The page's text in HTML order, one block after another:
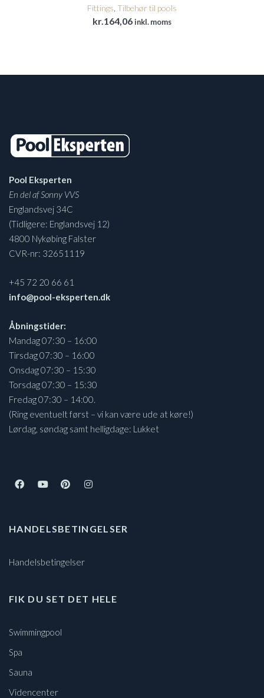
Fittings Tilbehør til pools
kr. 164,06inkl. moms
Pool Eksperten
En del af Sonny VVS
Englandsvej 34C
(Tidligere: Englandsvej 12)
4800 Nykøbing Falster
CVR-nr: 32651119
+45 72 20 66 61
info@pool-eksperten.dk
Åbningstider:
Mandag 07:30 – 16:00
Tirsdag 07:30 – 16:00
Onsdag 07:30 – 15:30
Torsdag 07:30 – 15:30
Fredag 07:30 – 14:00.
(Ring eventuelt først – vi kan være ude at køre!)
Lørdag, søndag samt helligdage: Lukket
HANDELSBETINGELSER
Handelsbetingelser
FIK DU SET DET HELE
Swimmingpool
Spa
Sauna
Videncenter